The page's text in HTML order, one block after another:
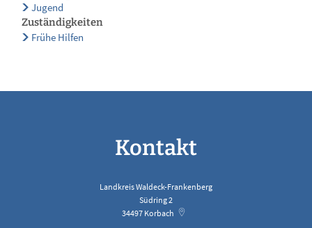
Jugend
Zuständigkeiten
Frühe Hilfen
Kontakt
Landkreis Waldeck-Frankenberg
Südring 2
34497 Korbach